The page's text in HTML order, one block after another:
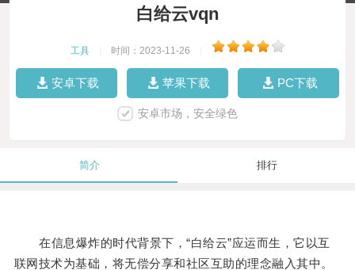
白给云vqn
工具 时间：2023-11-26
安卓下载 苹果下载 PC下载
安卓市场，安全绿色
简介 排行
在信息爆炸的时代背景下，“白给云”应运而生，它以互
联网技术为基础，将无偿分享和社区互助的理念融入其中。